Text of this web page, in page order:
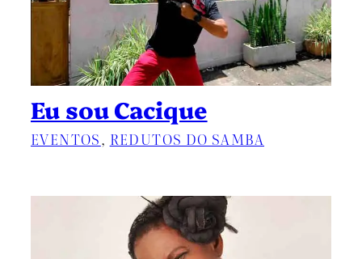
Eu sou Cacique
EVENTOS, REDUTOS DO SAMBA